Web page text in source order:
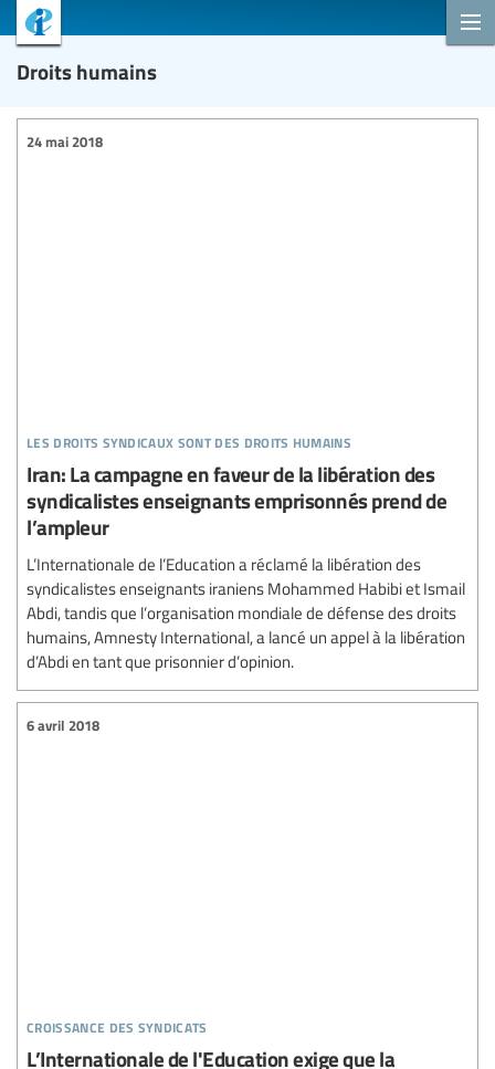
Droits humains
les droits syndicaux sont des droits humains
24 mai 2018
Iran: La campagne en faveur de la libération des
syndicalistes enseignants emprisonnés prend de
l’ampleur
L’Internationale de l’Education a réclamé la libération des
syndicalistes enseignants iraniens Mohammed Habibi et Ismail
Abdi, tandis que l’organisation mondiale de défense des droits
humains, Amnesty International, a lancé un appel à la libération
d’Abdi en tant que prisonnier d’opinion.
croissance des syndicats
6 avril 2018
L’Internationale de l'Education exige que la